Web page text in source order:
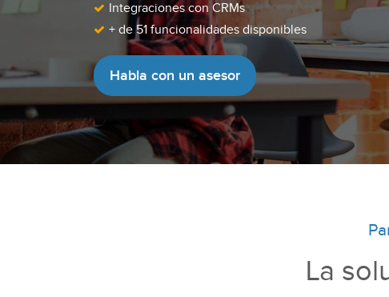
Integraciones con CRMs
+ de 51 funcionalidades disponibles
Habla con un asesor
La